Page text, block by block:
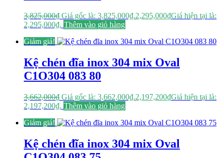
3,825,000₫ Giá gốc là: 3,825,000₫.2,295,000₫Giá hiện tại là:
2,295,000₫. Thêm vào giỏ hàng
Giảm giá!
Kệ chén đĩa inox 304 mix Oval
C1O304 083 80
3,662,000₫ Giá gốc là: 3,662,000₫.2,197,200₫Giá hiện tại là:
2,197,200₫. Thêm vào giỏ hàng
Giảm giá!
Kệ chén đĩa inox 304 mix Oval